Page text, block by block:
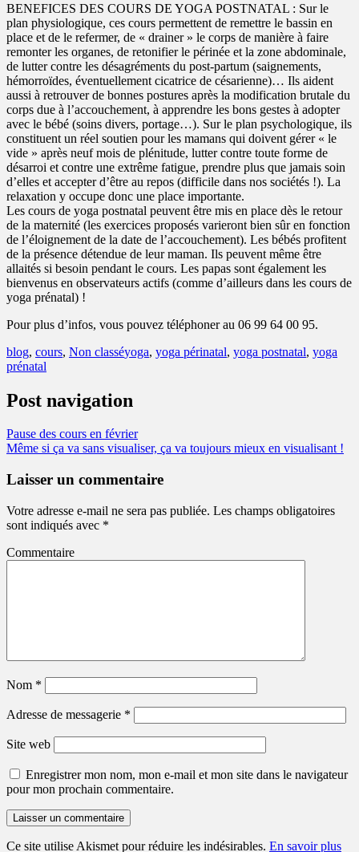
BENEFICES DES COURS DE YOGA POSTNATAL : Sur le
plan physiologique, ces cours permettent de remettre le bassin en
place et de le refermer, de « drainer » le corps de manière à faire
remonter les organes, de retonifier le périnée et la zone abdominale,
de lutter contre les désagréments du post-partum (saignements,
hémorroïdes, éventuellement cicatrice de césarienne)… Ils aident
aussi à retrouver de bonnes postures après la modification brutale du
corps due à l’accouchement, à apprendre les bons gestes à adopter
avec le bébé (soins divers, portage…). Sur le plan psychologique, ils
constituent un réel soutien pour les mamans qui doivent gérer « le
vide » après neuf mois de plénitude, lutter contre toute forme de
désarroi et contre une extrême fatigue, prendre plus que jamais soin
d’elles et accepter d’être au repos (difficile dans nos sociétés !). La
relaxation y occupe donc une place importante.
Les cours de yoga postnatal peuvent être mis en place dès le retour
de la maternité (les exercices proposés varieront bien sûr en fonction
de l’éloignement de la date de l’accouchement). Les bébés profitent
de la présence détendue de leur maman. Ils peuvent même être
allaités si besoin pendant le cours. Les papas sont également les
bienvenus en observateurs actifs (comme d’ailleurs dans les cours de
yoga prénatal) !
Pour plus d’infos, vous pouvez téléphoner au 06 99 64 00 95.
blog, cours, Non classéyoga, yoga périnatal, yoga postnatal, yoga
prénatal
Post navigation
Pause des cours en février
Même si ça va sans visualiser, ça va toujours mieux en visualisant !
Laisser un commentaire
Votre adresse e-mail ne sera pas publiée. Les champs obligatoires
sont indiqués avec *
Commentaire
Nom *
Adresse de messagerie *
Site web
Enregistrer mon nom, mon e-mail et mon site dans le navigateur
pour mon prochain commentaire.
Ce site utilise Akismet pour réduire les indésirables. En savoir plus